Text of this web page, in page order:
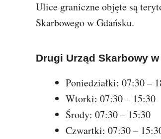
Ulice graniczne objęte są
Skarbowego w Gdańsku.
Drugi Urząd Skarbowy
Poniedziałki: 07:30 –
Wtorki: 07:30 – 15:30
Środy: 07:30 – 15:30
Czwartki: 07:30 –